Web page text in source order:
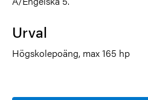
Urval
Högskolepoäng, max 165 hp